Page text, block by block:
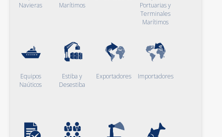
Navieras
Marítimos
Portuarias y
Terminales
Marítimos
Equipos
Naúticos
Estiba y
Desestiba
Exportadores Importadores